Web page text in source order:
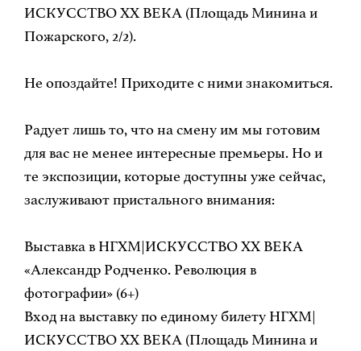
ИСКУССТВО ХХ ВЕКА (Площадь Минина и
Пожарского, 2/2).
Не опоздайте! Приходите с ними знакомиться.
Радует лишь то, что на смену им мы готовим
для вас не менее интересные премьеры. Но и
те экспозиции, которые доступны уже сейчас,
заслуживают пристального внимания:
Выставка в НГХМ|ИСКУССТВО ХХ ВЕКА
«Александр Родченко. Революция в
фотографии» (6+)
Вход на выставку по единому билету НГХМ|
ИСКУССТВО ХХ ВЕКА (Площадь Минина и